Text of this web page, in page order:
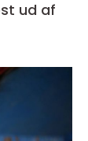
ud af